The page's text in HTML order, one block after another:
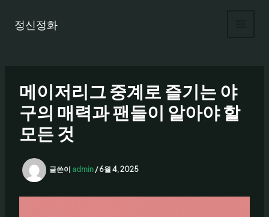
정신정화
메이저리그 중계로 즐기는 야
구의 매력과 팬들이 알아야 할
모든 것
글쓴이 admin/6월 4, 2025